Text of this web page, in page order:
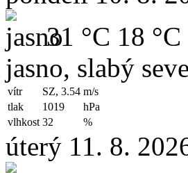
31 °C 18 °C
jasno, slabý
vítr SZ, 3.54 m/s
tlak
1019
hPa
vlhkost 32 %
úterý 11. 8.